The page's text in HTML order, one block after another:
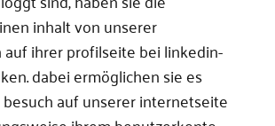
inhalt von unserer
ihrer profilseite bei linkedin-
dabei ermöglichen sie es
auf unserer internetseite